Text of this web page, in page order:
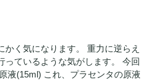
かく気になります。 重力に逆らえ
っているような気がします。 今回
液(15ml) これ、プラセンタの原液